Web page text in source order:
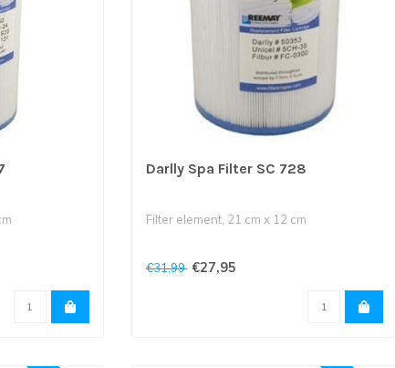
Darlly Spa Filter SC 728
Filter element, 21 cm x 12 cm
€31,99 €27,95